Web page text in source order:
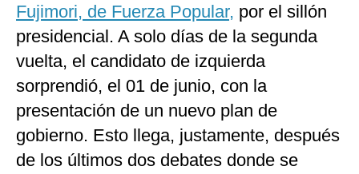
Club del Suscriptor
Mix
G de Gestión
Notas Contratadas
Podcast
Gestión TV
Fujimori, de Fuerza Popular, por el sillón
presidencial. A solo días de la segunda
vuelta, el candidato de izquierda
sorprendió, el 01 de junio, con la
presentación de un nuevo plan de
gobierno. Esto llega, justamente, después
de los últimos dos debates donde se